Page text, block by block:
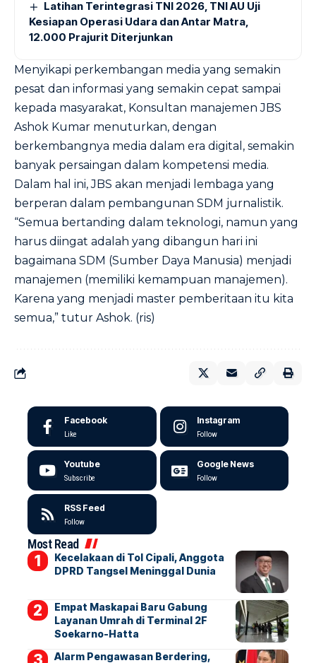
Latihan Terintegrasi TNI 2026, TNI AU Uji
Kesiapan Operasi Udara dan Antar Matra,
12.000 Prajurit Diterjunkan
Menyikapi perkembangan media yang semakin
pesat dan informasi yang semakin cepat sampai
kepada masyarakat, Konsultan manajemen JBS
Ashok Kumar menuturkan, dengan
berkembangnya media dalam era digital, semakin
banyak persaingan dalam kompetensi media.
Dalam hal ini, JBS akan menjadi lembaga yang
berperan dalam pembangunan SDM jurnalistik.
“Semua bertanding dalam teknologi, namun yang
harus diingat adalah yang dibangun hari ini
bagaimana SDM (Sumber Daya Manusia) menjadi
manajemen (memiliki kemampuan manajemen).
Karena yang menjadi master pemberitaan itu kita
semua,” tutur Ashok. (ris)
Facebook
Like
Instagram
Follow
Youtube
Subscribe
Google News
Follow
RSS Feed
Follow
Most Read
Kecelakaan di Tol Cipali, Anggota
DPRD Tangsel Meninggal Dunia
Empat Maskapai Baru Gabung
Layanan Umrah di Terminal 2F
Soekarno-Hatta
Alarm Pengawasan Berdering,